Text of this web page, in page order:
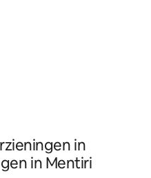
in
in Mentiri